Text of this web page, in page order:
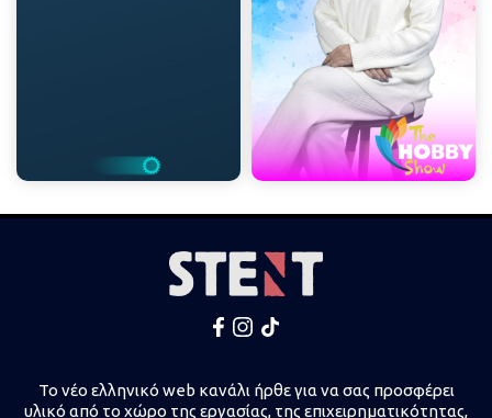
Το νέο ελληνικό web κανάλι ήρθε για να σας προσφέρει
υλικό από το χώρο της εργασίας, της επιχειρηματικότητας,